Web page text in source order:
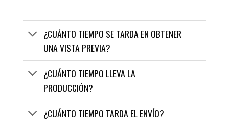
¿CUÁNTO TIEMPO SE TARDA EN OBTENER
UNA VISTA PREVIA?
¿CUÁNTO TIEMPO LLEVA LA
PRODUCCIÓN?
¿CUÁNTO TIEMPO TARDA EL ENVÍO?